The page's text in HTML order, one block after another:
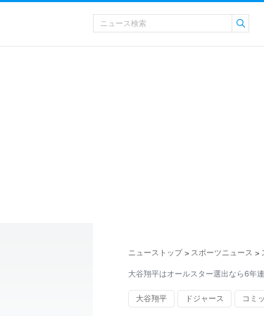
ニューストップ > スポーツニュース >
大谷翔平はオールスター選出なら6年
大谷翔平 ドジャース コミ